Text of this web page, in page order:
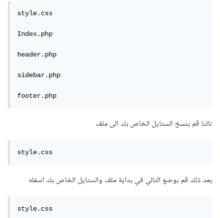
style.css
Index.php
header.php
sidebar.php
footer.php
ثالثا قم بنسخ الستايل الخاص بك الى ملف
style.css
بعد ذلك قم بوضع التالي في بداية ملف والستايل الخاص بك اسفله
style.css